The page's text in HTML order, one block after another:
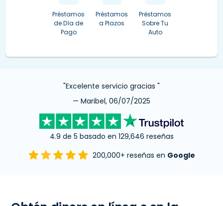
Préstamos
de Día de
Pago
Préstamos
a Plazos
Préstamos
Sobre Tu
Auto
"Excelente servicio gracias "
— Maribel, 06/07/2025
4.9 de 5 basado en 129,646 reseñas
200,000+ reseñas en Google